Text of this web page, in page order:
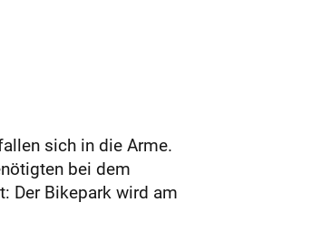
sich in die Arme.
bei dem
Der Bikepark wird am